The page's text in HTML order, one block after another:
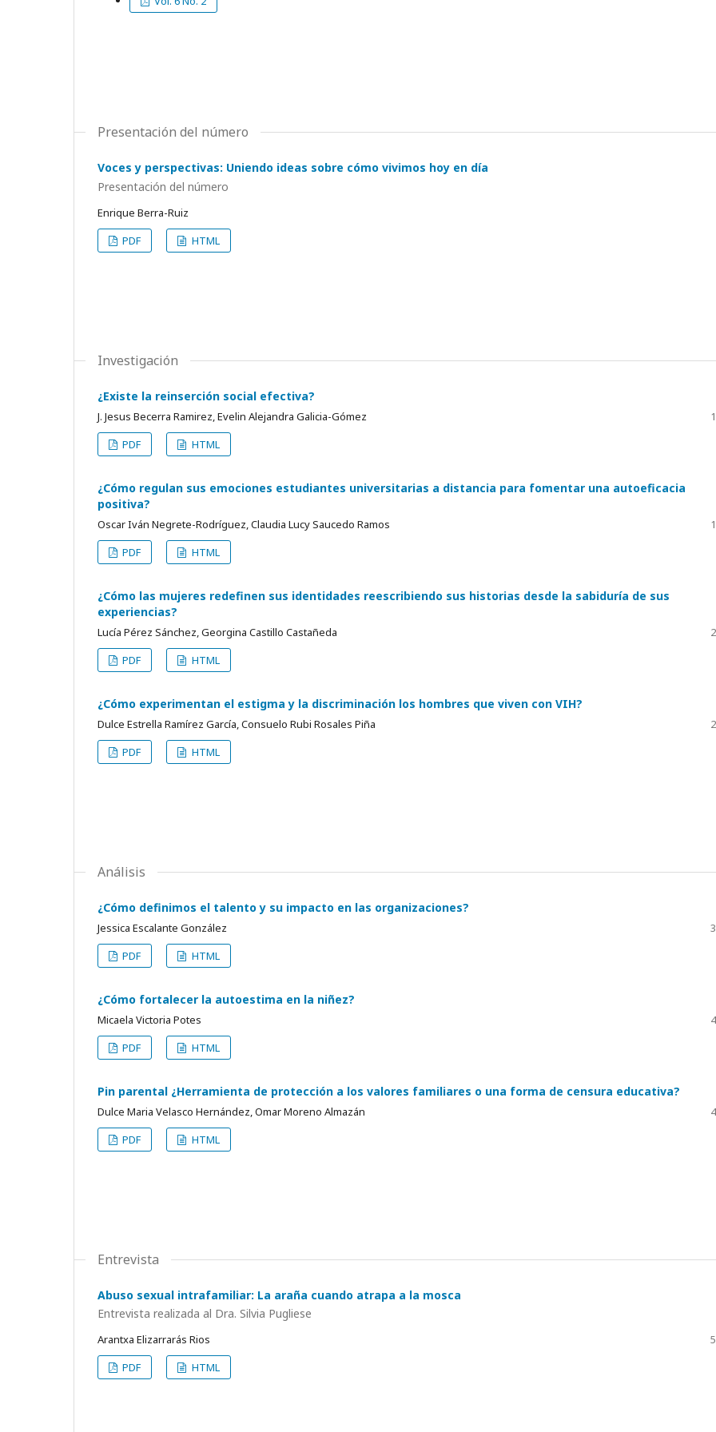
Presentación del número
Voces y perspectivas: Uniendo ideas sobre cómo vivimos hoy en día
Presentación del número
Enrique Berra-Ruiz
PDF
HTML
Investigación
¿Existe la reinserción social efectiva?
J. Jesus Becerra Ramirez, Evelin Alejandra Galicia-Gómez
PDF
HTML
¿Cómo regulan sus emociones estudiantes universitarias a distancia para fomentar una autoeficacia
positiva?
Oscar Iván Negrete-Rodríguez, Claudia Lucy Saucedo Ramos
PDF
HTML
¿Cómo las mujeres redefinen sus identidades reescribiendo sus historias desde la sabiduría de sus
experiencias?
Lucía Pérez Sánchez, Georgina Castillo Castañeda
PDF
HTML
¿Cómo experimentan el estigma y la discriminación los hombres que viven con VIH?
Dulce Estrella Ramírez García, Consuelo Rubi Rosales Piña
PDF
HTML
Análisis
¿Cómo definimos el talento y su impacto en las organizaciones?
Jessica Escalante González
PDF
HTML
¿Cómo fortalecer la autoestima en la niñez?
Micaela Victoria Potes
PDF
HTML
Pin parental ¿Herramienta de protección a los valores familiares o una forma de censura educativa?
Dulce Maria Velasco Hernández, Omar Moreno Almazán
PDF
HTML
Entrevista
Abuso sexual intrafamiliar: La araña cuando atrapa a la mosca
Entrevista realizada al Dra. Silvia Pugliese
Arantxa Elizarrarás Rios
PDF
HTML